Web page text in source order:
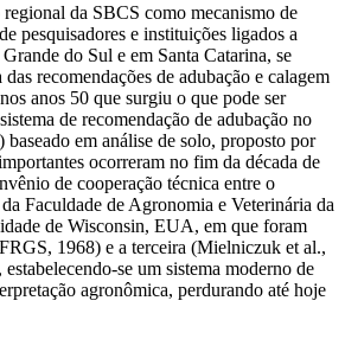
da SBCS como mecanismo de
pesquisadores e instituições ligados a
do Sul e em Santa Catarina, se
recomendações de adubação e calagem
anos 50 que surgiu o que pode ser
de recomendação de adubação no
em análise de solo, proposto por
ocorreram no fim da década de
de cooperação técnica entre o
Faculdade de Agronomia e Veterinária da
de Wisconsin, EUA, em que foram
1968) e a terceira (Mielniczuk et al.,
se um sistema moderno de
agronômica, perdurando até hoje